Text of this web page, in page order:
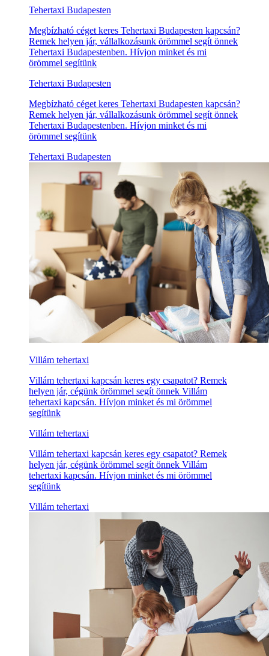
Tehertaxi Budapesten
Megbízható céget keres Tehertaxi Budapesten kapcsán?
Remek helyen jár, vállalkozásunk örömmel segít önnek
Tehertaxi Budapestenben. Hívjon minket és mi
örömmel segítünk
Tehertaxi Budapesten
Megbízható céget keres Tehertaxi Budapesten kapcsán?
Remek helyen jár, vállalkozásunk örömmel segít önnek
Tehertaxi Budapestenben. Hívjon minket és mi
örömmel segítünk
Tehertaxi Budapesten
Villám tehertaxi
Villám tehertaxi kapcsán keres egy csapatot? Remek
helyen jár, cégünk örömmel segít önnek Villám
tehertaxi kapcsán. Hívjon minket és mi örömmel
segítünk
Villám tehertaxi
Villám tehertaxi kapcsán keres egy csapatot? Remek
helyen jár, cégünk örömmel segít önnek Villám
tehertaxi kapcsán. Hívjon minket és mi örömmel
segítünk
Villám tehertaxi